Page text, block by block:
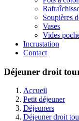
Soupières
Vases
Vides
Incrustation
Contact
Déjeuner droit
Accueil
Petit déjeuner
Déjeuners
Déjeuner droit